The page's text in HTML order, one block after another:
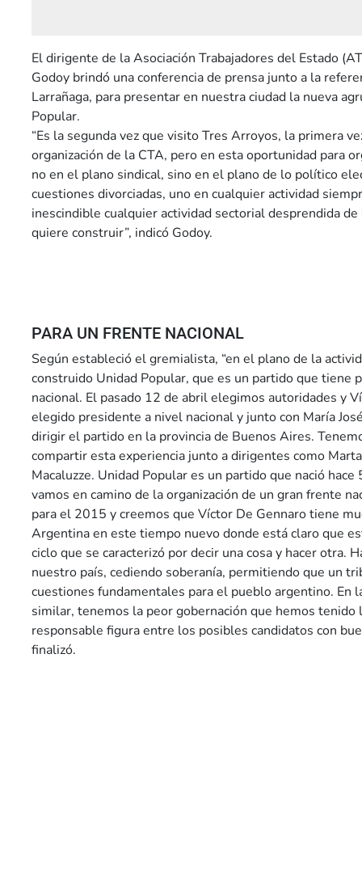
El dirigente de la Asociación Trabajadores del Estado
Godoy brindó una conferencia de prensa junto a la
Larrañaga, para presentar en nuestra ciudad la nueva
Popular.
“Es la segunda vez que visito Tres Arroyos, la primera
organización de la CTA, pero en esta oportunidad para
no en el plano sindical, sino en el plano de lo político
cuestiones divorciadas, uno en cualquier actividad
inescindible cualquier actividad sectorial desprendida de
quiere construir”, indicó Godoy.
PARA UN FRENTE NACIONAL
Según estableció el gremialista, “en el plano de la
construido Unidad Popular, que es un partido que tiene
nacional. El pasado 12 de abril elegimos autoridades y
elegido presidente a nivel nacional y junto con María
dirigir el partido en la provincia de Buenos Aires.
compartir esta experiencia junto a dirigentes como
Macaluzze. Unidad Popular es un partido que nació hace
vamos en camino de la organización de un gran frente
para el 2015 y creemos que Víctor De Gennaro tiene
Argentina en este tiempo nuevo donde está claro que
ciclo que se caracterizó por decir una cosa y hacer otra.
nuestro país, cediendo soberanía, permitiendo que un
cuestiones fundamentales para el pueblo argentino. En
similar, tenemos la peor gobernación que hemos tenido
responsable figura entre los posibles candidatos con
finalizó.